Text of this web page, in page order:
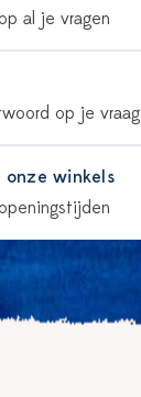
al je vragen
op je vraag
onze winkels